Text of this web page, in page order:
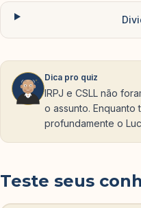
Dica pro quiz
IRPJ e CSLL não
o assunto.
profundamente o
Teste seus